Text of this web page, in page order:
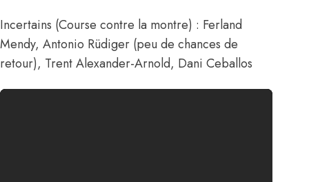
Incertains (Course contre la montre) : Ferland
Mendy, Antonio Rüdiger (peu de chances de
retour), Trent Alexander-Arnold, Dani Ceballos